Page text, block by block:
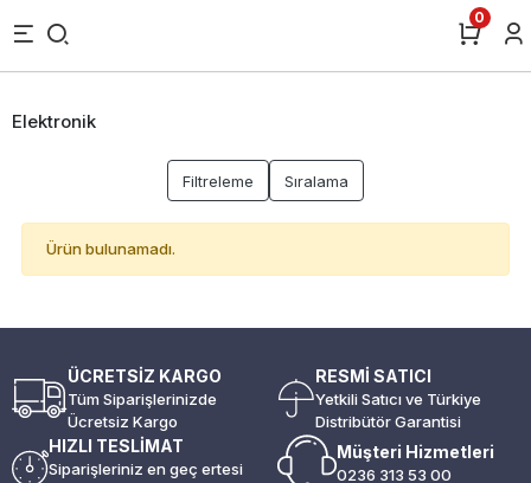
0
Elektronik
Filtreleme Sıralama
Ürün bulunamadı.
ÜCRETSİZ KARGO
Tüm Siparişlerinizde
Ücretsiz Kargo
RESMİ SATICI
Yetkili Satıcı ve Türkiye
Distribütör Garantisi
HIZLI TESLİMAT
Siparişleriniz en geç ertesi
Müşteri Hizmetleri
0236 313 53 00